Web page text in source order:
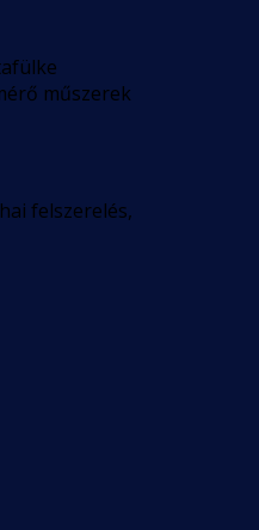
műszerek
felszerelés,